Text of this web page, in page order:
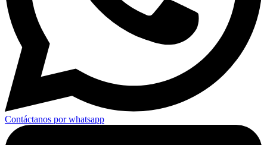
Contáctanos por whatsapp